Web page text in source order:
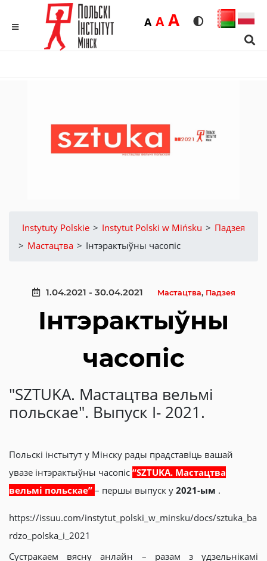
Rozmiar
ADomyślna
AŚrednia
ADużaWersja
Instytuty Polskie > Instytut Polski w Mińsku > Падзея
> Мастацтва > Інтэрактыўны часопіс
1.04.2021 - 30.04.2021 Мастацтва, Падзея
Інтэрактыўны
часопіс
"SZTUKA. Мастацтва вельмі
польскае". Выпуск I- 2021.
Польскі інстытут у Мінску рады прадставіць вашай
увазе інтэрактыўны часопіс “SZTUKA. Мастацтва
вельмі польскае” – першы выпуск у 2021-ым .
https://issuu.com/instytut_polski_w_minsku/docs/sztuka_ba
rdzo_polska_i_2021
Сустракаем вясну анлайн – разам з удзельнікамі